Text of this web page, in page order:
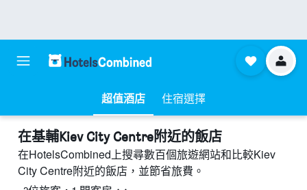
超值酒店 住宿選擇
​在基輔Kiev City Centre附近​的飯店
在HotelsCombined上搜尋數百個旅遊網站和比較Kiev
City Centre附近的飯店，並節省旅費。